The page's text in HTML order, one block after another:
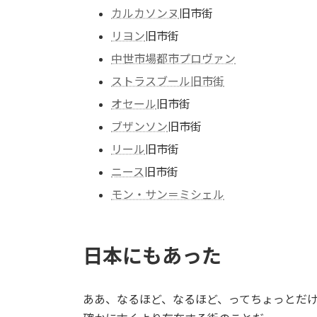
カルカソンヌ 旧市街
リヨン旧市街
中世市場都市プロヴァン
ストラスブール旧市街
オセール旧市街
ブザンソン旧市街
リール旧市街
ニース 旧市街
モン・サン＝ミシェル
日本にもあった
ああ、なるほど、なるほど、ってちょっとだ